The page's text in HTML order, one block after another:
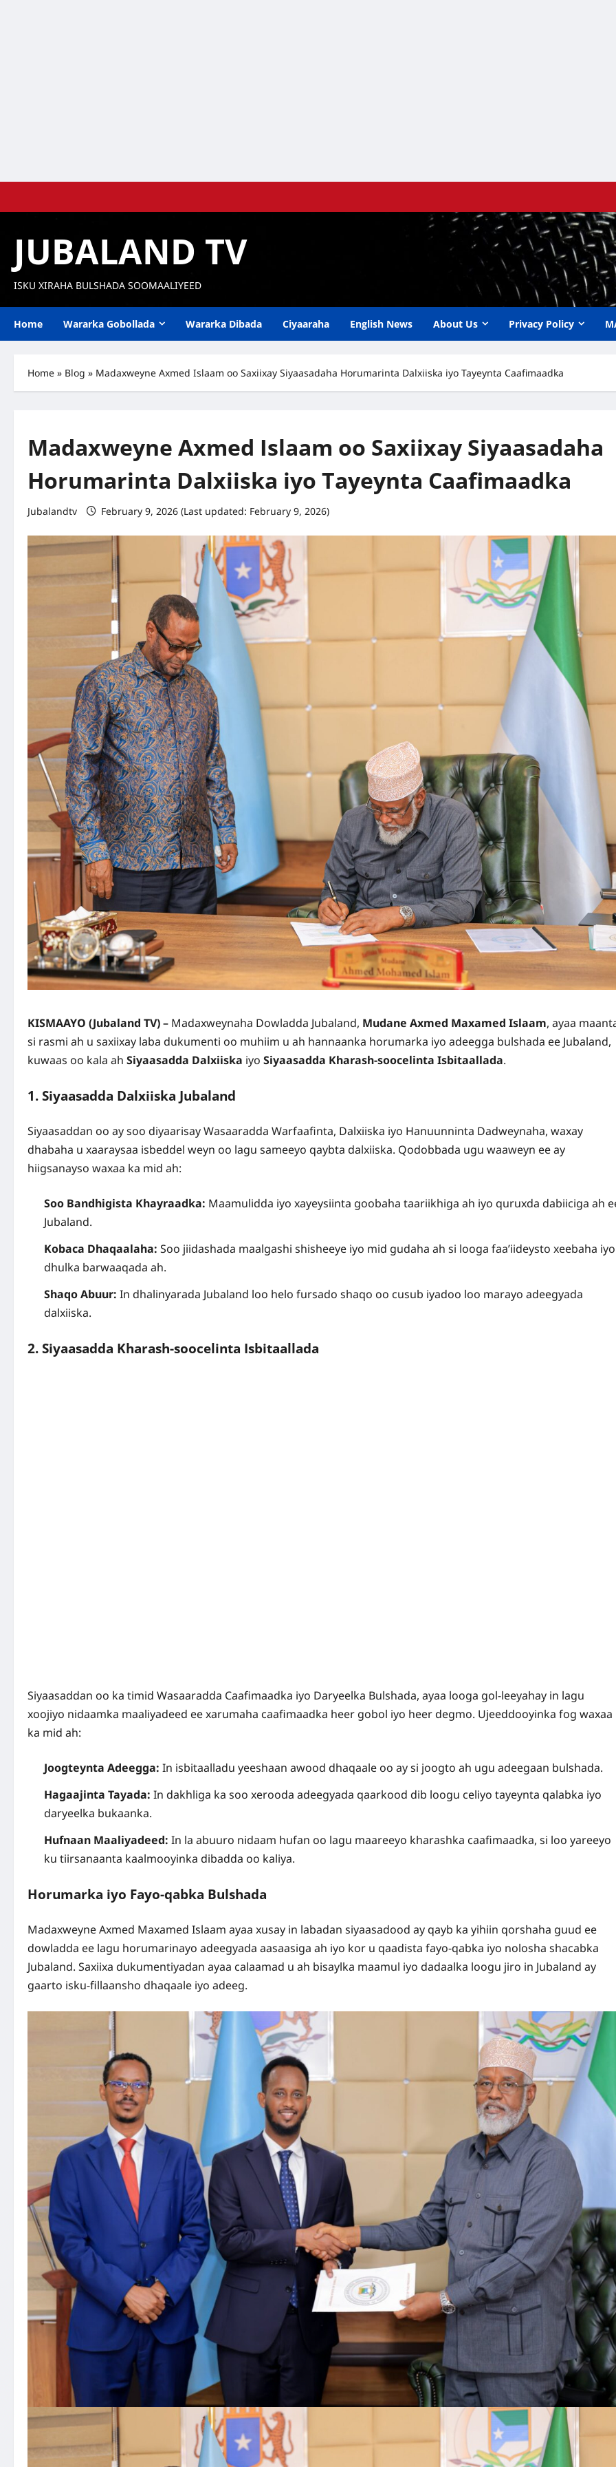
JUBALAND TV
ISKU XIRAHA BULSHADA SOOMAALIYEED
Home Wararka Gobollada Wararka Dibada Ciyaaraha English News About Us Privacy Policy
Home » Blog » Madaxweyne Axmed Islaam oo Saxiixay Siyaasadaha Horumarinta Dalxiiska iyo Tayeynta Caafimaadka
Madaxweyne Axmed Islaam oo Saxiixay Siyaasadaha
Horumarinta Dalxiiska iyo Tayeynta Caafimaadka
Jubalandtv February 9, 2026 (Last updated: February 9, 2026)
KISMAAYO (Jubaland TV) – Madaxweynaha Dowladda Jubaland, Mudane Axmed Maxamed Islaam, ayaa
si rasmi ah u saxiixay laba dukumenti oo muhiim u ah hannaanka horumarka iyo adeegga bulshada ee Jubaland,
kuwaas oo kala ah Siyaasadda Dalxiiska iyo Siyaasadda Kharash-soocelinta Isbitaallada.
1. Siyaasadda Dalxiiska Jubaland
Siyaasaddan oo ay soo diyaarisay Wasaaradda Warfaafinta, Dalxiiska iyo Hanuunninta Dadweynaha, waxay
dhabaha u xaaraysaa isbeddel weyn oo lagu sameeyo qaybta dalxiiska. Qodobbada ugu waaweyn ee ay
hiigsanayso waxaa ka mid ah:
Soo Bandhigista Khayraadka: Maamulidda iyo xayeysiinta goobaha taariikhiga ah iyo quruxda dabiiciga ah
Jubaland.
Kobaca Dhaqaalaha: Soo jiidashada maalgashi shisheeye iyo mid gudaha ah si looga faa’iideysto xeebaha iyo
dhulka barwaaqada ah.
Shaqo Abuur: In dhalinyarada Jubaland loo helo fursado shaqo oo cusub iyadoo loo marayo adeegyada
dalxiiska.
2. Siyaasadda Kharash-soocelinta Isbitaallada
Siyaasaddan oo ka timid Wasaaradda Caafimaadka iyo Daryeelka Bulshada, ayaa looga gol-leeyahay in lagu
xoojiyo nidaamka maaliyadeed ee xarumaha caafimaadka heer gobol iyo heer degmo. Ujeeddooyinka fog waxaa
ka mid ah:
Joogteynta Adeegga: In isbitaalladu yeeshaan awood dhaqaale oo ay si joogto ah ugu adeegaan bulshada.
Hagaajinta Tayada: In dakhliga ka soo xerooda adeegyada qaarkood dib loogu celiyo tayeynta qalabka iyo
daryeelka bukaanka.
Hufnaan Maaliyadeed: In la abuuro nidaam hufan oo lagu maareeyo kharashka caafimaadka, si loo yareeyo
ku tiirsanaanta kaalmooyinka dibadda oo kaliya.
Horumarka iyo Fayo-qabka Bulshada
Madaxweyne Axmed Maxamed Islaam ayaa xusay in labadan siyaasadood ay qayb ka yihiin qorshaha guud ee
dowladda ee lagu horumarinayo adeegyada aasaasiga ah iyo kor u qaadista fayo-qabka iyo nolosha shacabka
Jubaland. Saxiixa dukumentiyadan ayaa calaamad u ah bisaylka maamul iyo dadaalka loogu jiro in Jubaland ay
gaarto isku-fillaansho dhaqaale iyo adeeg.